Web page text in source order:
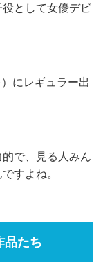
として女優デビ
にレギュラー出
で、見る人みん
すよね。
品たち